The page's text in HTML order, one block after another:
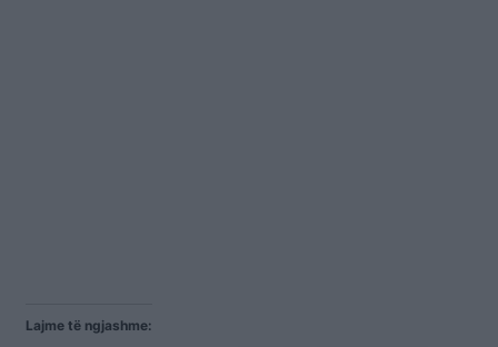
Lajme të ngjashme: